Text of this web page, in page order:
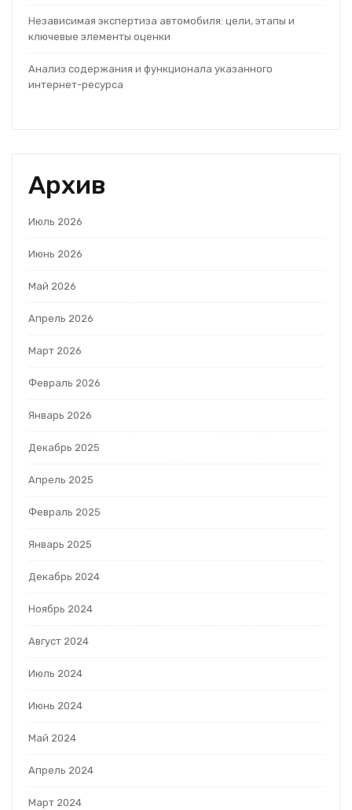
Независимая экспертиза автомобиля: цели, этапы и
ключевые элементы оценки
Анализ содержания и функционала указанного
интернет-ресурса
Архив
Июль 2026
Июнь 2026
Май 2026
Апрель 2026
Март 2026
Февраль 2026
Январь 2026
Декабрь 2025
Апрель 2025
Февраль 2025
Январь 2025
Декабрь 2024
Ноябрь 2024
Август 2024
Июль 2024
Июнь 2024
Май 2024
Апрель 2024
Март 2024